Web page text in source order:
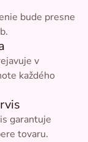
bude presne
v
každého
garantuje
tovaru.